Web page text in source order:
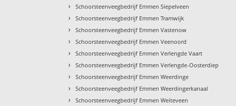
› Schoorsteenveegbedrijf Emmen Siepelveen
› Schoorsteenveegbedrijf Emmen Tramwijk
› Schoorsteenveegbedrijf Emmen Vastenow
› Schoorsteenveegbedrijf Emmen Veenoord
› Schoorsteenveegbedrijf Emmen Verlengde Vaart
› Schoorsteenveegbedrijf Emmen Verlengde-Oosterdiep
› Schoorsteenveegbedrijf Emmen Weerdinge
› Schoorsteenveegbedrijf Emmen Weerdingerkanaal
› Schoorsteenveegbedrijf Emmen Weiteveen